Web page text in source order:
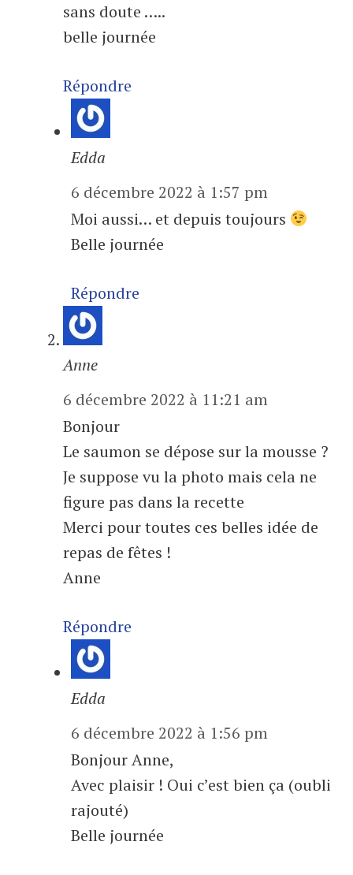
sans doute …..
belle journée
Répondre
Edda
6 décembre 2022 à 1:57 pm
Moi aussi… et depuis toujours
Belle journée
Répondre
Anne
6 décembre 2022 à 11:21 am
Bonjour
Le saumon se dépose sur la mousse ?
Je suppose vu la photo mais cela ne
figure pas dans la recette
Merci pour toutes ces belles idée de
repas de fêtes !
Anne
Répondre
Edda
6 décembre 2022 à 1:56 pm
Bonjour Anne,
Avec plaisir ! Oui c’est bien ça (oubli
rajouté)
Belle journée